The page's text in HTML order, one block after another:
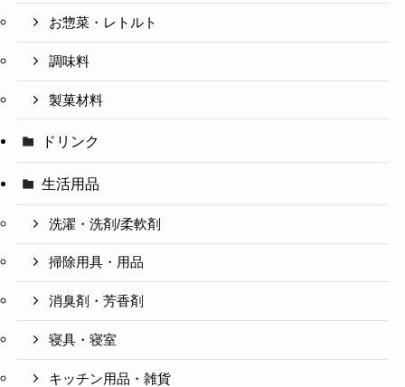
お惣菜・レトルト
調味料
製菓材料
ドリンク
生活用品
洗濯・洗剤/柔軟剤
掃除用具・用品
消臭剤・芳香剤
寝具・寝室
キッチン用品・雑貨